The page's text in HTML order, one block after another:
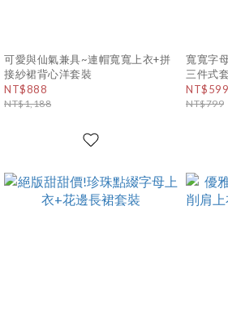
可愛與仙氣兼具~連帽寬寬上衣+拼
接紗裙背心洋套裝
NT$888
NT$1,188
寬寬字
三件式
NT$599
NT$799